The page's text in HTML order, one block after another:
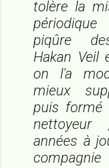
tolère la
piqûre
Hakan Veil
on l'a
mieux
puis formé
nettoyeur
années à